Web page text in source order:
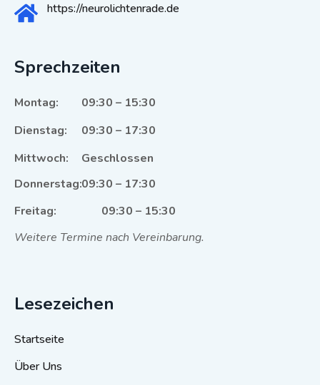
https://neurolichtenrade.de
Sprechzeiten
Montag:
09:30 – 15:30
Dienstag:
09:30 – 17:30
Mittwoch:
Geschlossen
Donnerstag:09:30 – 17:30
Freitag:
09:30 – 15:30
Weitere Termine nach Vereinbarung.
Lesezeichen
Startseite
Über Uns